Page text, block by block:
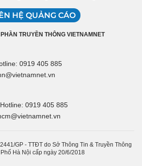
HỆ QUẢNG CÁO
TRUYỀN THÔNG VIETNAMNET
0919 405 885
0919 405 885
GP - TTĐT do Sở Thông Tin & Truyền Thông
Hà Nội cấp ngày 20/6/2018